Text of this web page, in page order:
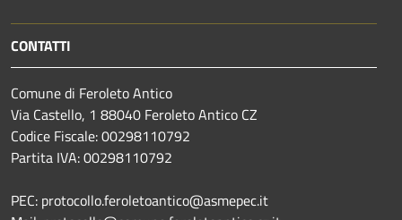
CONTATTI
Comune di Feroleto Antico
Via Castello, 1 88040 Feroleto Antico CZ
Codice Fiscale: 00298110792
Partita IVA: 00298110792
PEC: protocollo.feroletoantico@asmepec.it